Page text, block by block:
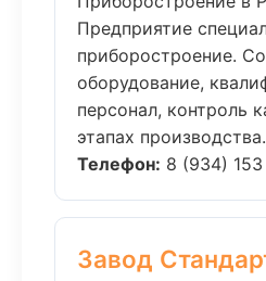
Предприятие
приборостроение.
оборудование,
персонал, контроль
этапах
Телефон: 8 (934)
Завод